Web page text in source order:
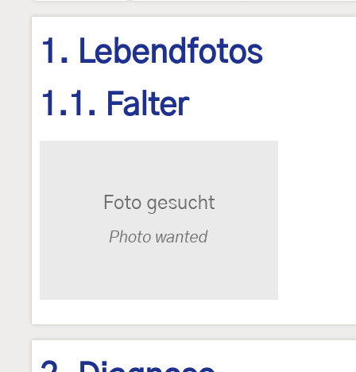
1. Lebendfotos
1.1. Falter